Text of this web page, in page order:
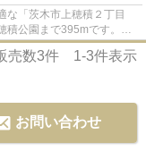
な「茨木市上穂積２丁目
積公園まで395mです。建
売数3件 1-3件表示
お問い合わせ